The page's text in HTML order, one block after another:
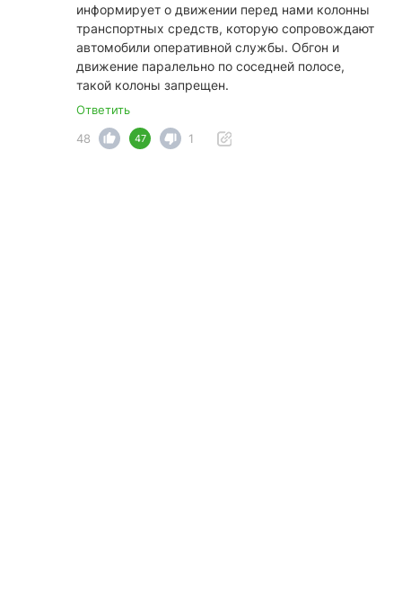
информирует о движении перед нами колонны
транспортных средств, которую сопровождают
автомобили оперативной службы. Обгон и
движение паралельно по соседней полосе,
такой колоны запрещен.
Ответить
48
47 1